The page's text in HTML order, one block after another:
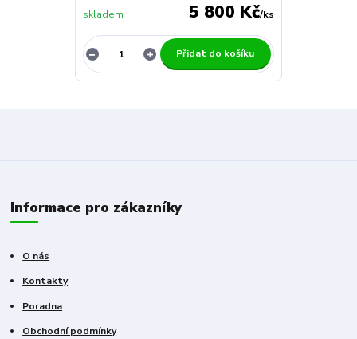
5 800 Kč/ks
skladem
Přidat do košíku
Informace pro zákazníky
O nás
Kontakty
Poradna
Obchodní podmínky